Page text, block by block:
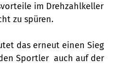
im Drehzahlkeller
zu spüren.
das erneut einen Sieg
Sportler  auch auf der